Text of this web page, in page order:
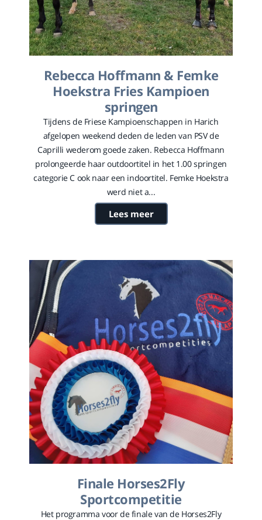
Rebecca Hoffmann & Femke
Hoekstra Fries Kampioen
springen
Tijdens de Friese Kampioenschappen in Harich
afgelopen weekend deden de leden van PSV de
Caprilli wederom goede zaken. Rebecca Hoffmann
prolongeerde haar outdoortitel in het 1.00 springen
categorie C ook naar een indoortitel. Femke Hoekstra
werd niet a...
Lees meer
Finale Horses2Fly
Sportcompetitie
Het programma voor de finale van de Horses2Fly